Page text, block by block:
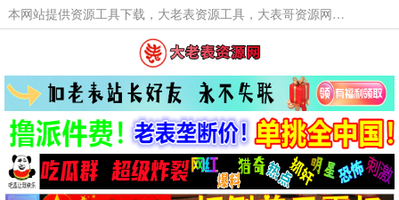
本网站提供资源工具下载，大老表资源工具，大表哥资源网软件工具，大老表资源下载，活动线报福利资源分享,活动线报，大型网游经典游戏，网络热门技术游戏辅助交流与分享。